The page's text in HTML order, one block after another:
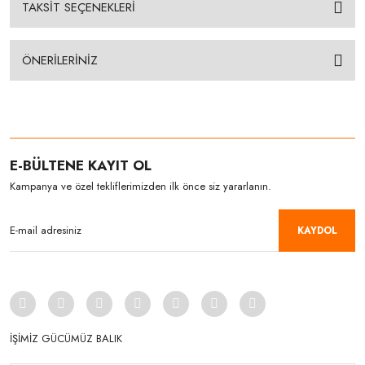
TAKSİT SEÇENEKLERİ
ÖNERİLERİNİZ
E-BÜLTENE KAYIT OL
Kampanya ve özel tekliflerimizden ilk önce siz yararlanın.
KAYDOL
İŞİMİZ GÜCÜMÜZ BALIK